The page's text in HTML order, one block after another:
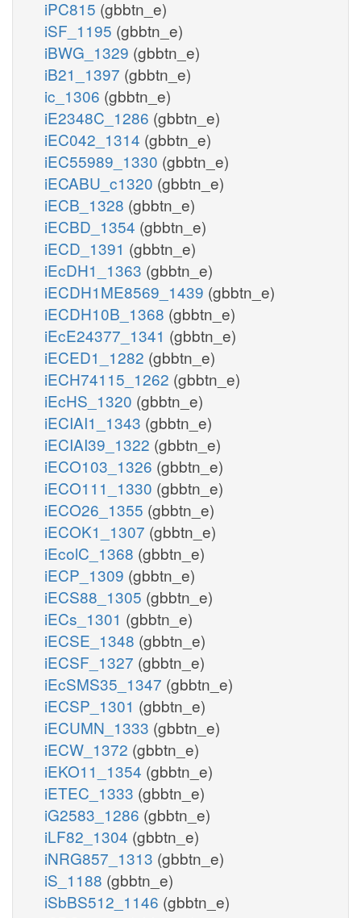
iPC815 (gbbtn_e)
iSF_1195 (gbbtn_e)
iBWG_1329 (gbbtn_e)
iB21_1397 (gbbtn_e)
ic_1306 (gbbtn_e)
iE2348C_1286 (gbbtn_e)
iEC042_1314 (gbbtn_e)
iEC55989_1330 (gbbtn_e)
iECABU_c1320 (gbbtn_e)
iECB_1328 (gbbtn_e)
iECBD_1354 (gbbtn_e)
iECD_1391 (gbbtn_e)
iEcDH1_1363 (gbbtn_e)
iECDH1ME8569_1439 (gbbtn_e)
iECDH10B_1368 (gbbtn_e)
iEcE24377_1341 (gbbtn_e)
iECED1_1282 (gbbtn_e)
iECH74115_1262 (gbbtn_e)
iEcHS_1320 (gbbtn_e)
iECIAI1_1343 (gbbtn_e)
iECIAI39_1322 (gbbtn_e)
iECO103_1326 (gbbtn_e)
iECO111_1330 (gbbtn_e)
iECO26_1355 (gbbtn_e)
iECOK1_1307 (gbbtn_e)
iEcolC_1368 (gbbtn_e)
iECP_1309 (gbbtn_e)
iECS88_1305 (gbbtn_e)
iECs_1301 (gbbtn_e)
iECSE_1348 (gbbtn_e)
iECSF_1327 (gbbtn_e)
iEcSMS35_1347 (gbbtn_e)
iECSP_1301 (gbbtn_e)
iECUMN_1333 (gbbtn_e)
iECW_1372 (gbbtn_e)
iEKO11_1354 (gbbtn_e)
iETEC_1333 (gbbtn_e)
iG2583_1286 (gbbtn_e)
iLF82_1304 (gbbtn_e)
iNRG857_1313 (gbbtn_e)
iS_1188 (gbbtn_e)
iSbBS512_1146 (gbbtn_e)